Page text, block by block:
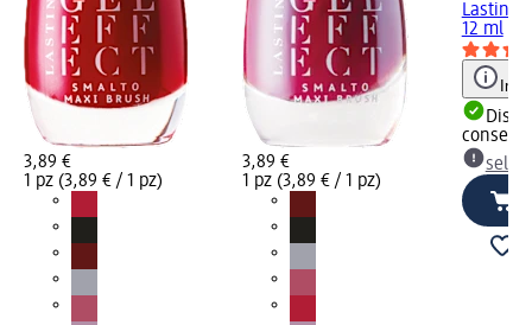
3,89 €
1 pz (3,89 € / 1 pz)
3,89 €
1 pz (3,89 € / 1 pz)
Lasting
12 ml